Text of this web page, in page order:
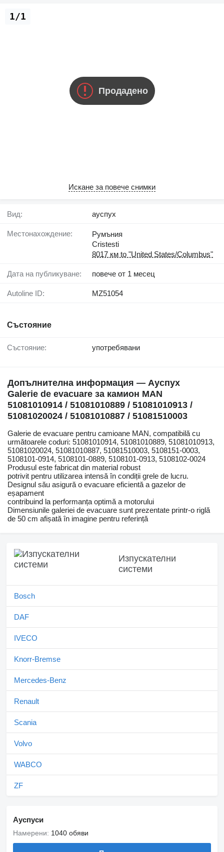
Продадено
1/1
Искане за повече снимки
Вид: ауспух
Местонахождение:
Румъния
Cristesti
8017 км to "United States/Columbus"
Дата на публикуване: повече от 1 месец
Autoline ID: MZ51054
Състояние
Състояние: употребявани
Допълнителна информация — Ауспух
Galerie de evacuare за камион MAN
51081010914 / 51081010889 / 51081010913 /
51081020024 / 51081010887 / 51081510003
Galerie de evacuare pentru camioane MAN, compatibilă cu
următoarele coduri: 51081010914, 51081010889, 51081010913,
51081020024, 51081010887, 51081510003, 5108151-0003,
5108101-0914, 5108101-0889, 5108101-0913, 5108102-0024
Produsul este fabricat din material robust
potrivit pentru utilizarea intensă în condiții grele de lucru.
Designul său asigură o evacuare eficientă a gazelor de
eșapament
contribuind la performanța optimă a motorului
Dimensiunile galeriei de evacuare sunt prezentate printr-o riglă
de 50 cm afișată în imagine pentru referință
Изпускателни
системи
Bosch
DAF
IVECO
Knorr-Bremse
Mercedes-Benz
Renault
Scania
Volvo
WABCO
ZF
Ауспуси
Намерени: 1040 обяви